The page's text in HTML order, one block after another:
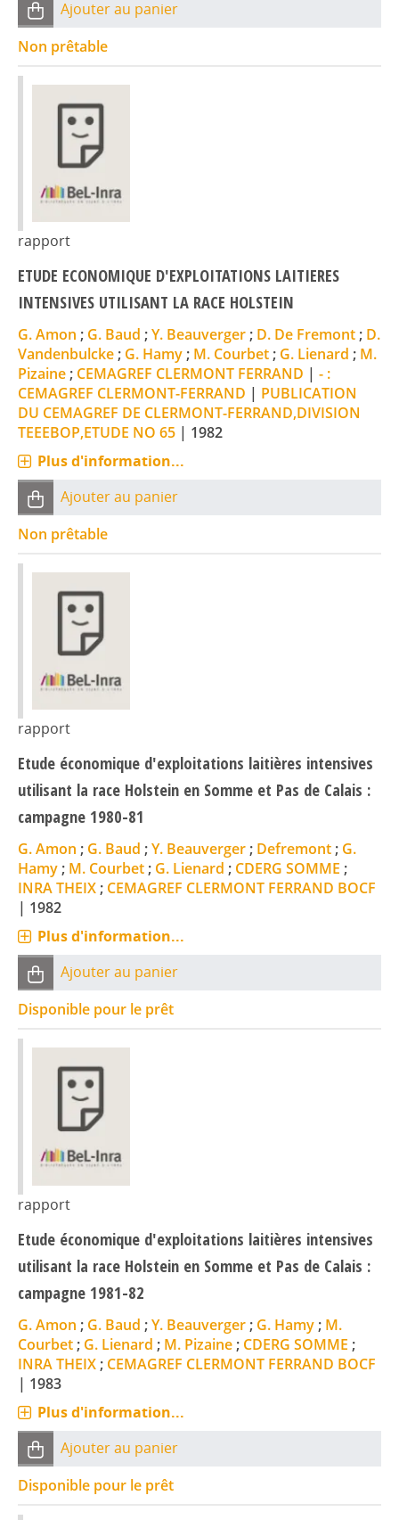
Ajouter au panier
Non prêtable
rapport
ETUDE ECONOMIQUE D'EXPLOITATIONS LAITIERES
INTENSIVES UTILISANT LA RACE HOLSTEIN
G. Amon ; G. Baud ;Y. Beauverger ; D. De Fremont ; D.
Vandenbulcke ; G. Hamy ; M. Courbet ; G. Lienard ; M.
Pizaine ; CEMAGREF CLERMONT FERRAND | - :
CEMAGREF CLERMONT-FERRAND | PUBLICATION
DU CEMAGREF DE CLERMONT-FERRAND,DIVISION
TEEEBOP,ETUDE NO 65 | 1982
Plus d'information...
Ajouter au panier
Non prêtable
rapport
Etude économique d'exploitations laitières intensives
utilisant la race Holstein en Somme et Pas de Calais :
campagne 1980-81
G. Amon ; G. Baud ;Y. Beauverger; Defremont; G.
Hamy; M. Courbet; G. Lienard ; CDERG SOMME ;
INRA THEIX; CEMAGREF CLERMONT FERRAND BOCF
| 1982
Plus d'information...
Ajouter au panier
Disponible pour le prêt
rapport
Etude économique d'exploitations laitières intensives
utilisant la race Holstein en Somme et Pas de Calais :
campagne 1981-82
G. Amon ; G. Baud ;Y. Beauverger ; G. Hamy ; M.
Courbet ; G. Lienard ; M. Pizaine ; CDERG SOMME ;
INRA THEIX ; CEMAGREF CLERMONT FERRAND BOCF
| 1983
Plus d'information...
Ajouter au panier
Disponible pour le prêt